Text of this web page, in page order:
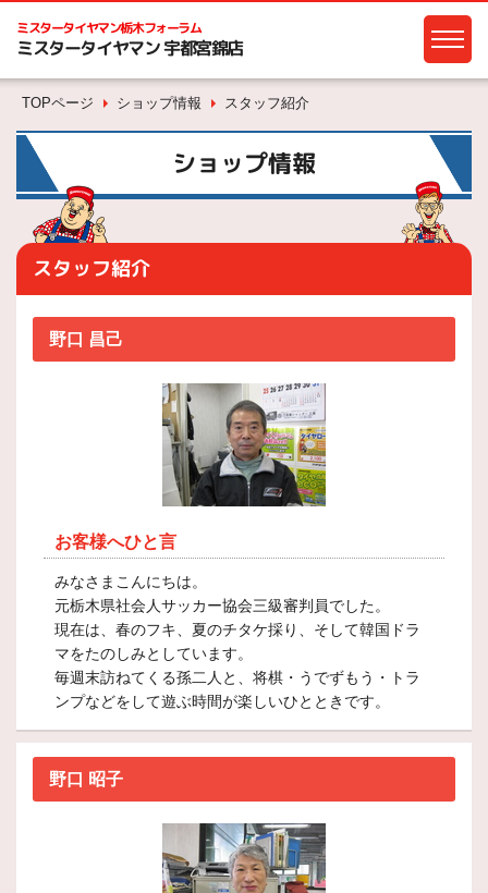
ミスタータイヤマン栃木フォーラム
ミスタータイヤマン 宇都宮錦店
TOPページ ショップ情報 スタッフ紹介
ショップ情報
スタッフ紹介
野口 昌己
お客様へひと言
みなさまこんにちは。
元栃木県社会人サッカー協会三級審判員でした。
現在は、春のフキ、夏のチタケ採り、そして韓国ドラ
マをたのしみとしています。
毎週末訪ねてくる孫二人と、将棋・うでずもう・トラ
ンプなどをして遊ぶ時間が楽しいひとときです。
野口 昭子